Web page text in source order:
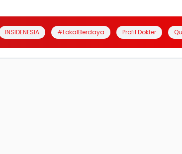
INSIDENESIA #LokalBerdaya Profil Dokter